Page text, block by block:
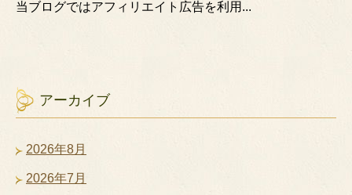
当ブログではアフィリエイト広告を利用...
アーカイブ
2026年8月
2026年7月